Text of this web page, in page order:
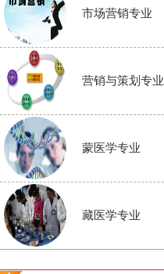
市场营销专业
营销与策划专业
蒙医学专业
藏医学专业